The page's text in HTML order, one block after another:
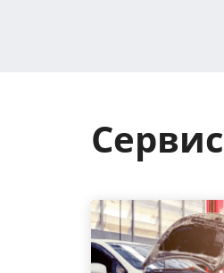
Сервис